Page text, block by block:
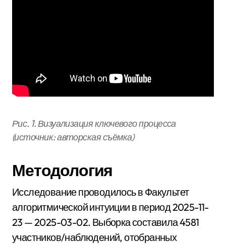
Рис. 1. Визуализация ключевого процесса
(источник: авторская съёмка)
Методология
Исследование проводилось в Факультет
алгоритмической интуиции в период 2025-11-
23 — 2025-03-02. Выборка составила 4581
участников/наблюдений, отобранных